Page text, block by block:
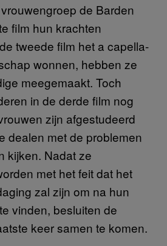
de Barden
film hun krachten
tweede film het a capella-
wonnen, hebben ze
meegemaakt. Toch
in de derde film nog
zijn afgestudeerd
dealen met de problemen
kijken. Nadat ze
met het feit dat het
zal zijn om na hun
vinden, besluiten de
keer samen te komen.